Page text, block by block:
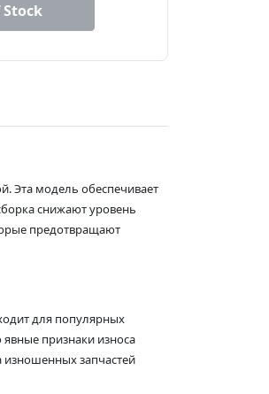
Эта модель обеспечивает
снижают уровень
предотвращают
для популярных
явные признаки износа
изношенных запчастей